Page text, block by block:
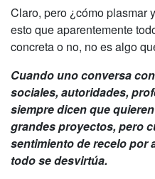
Claro, pero ¿cómo plasmar
esto que aparentemente
concreta o no, no es algo
Cuando uno conversa
sociales, autoridades,
siempre dicen que
grandes proyectos, pero
sentimiento de recelo por
todo se desvirtúa.